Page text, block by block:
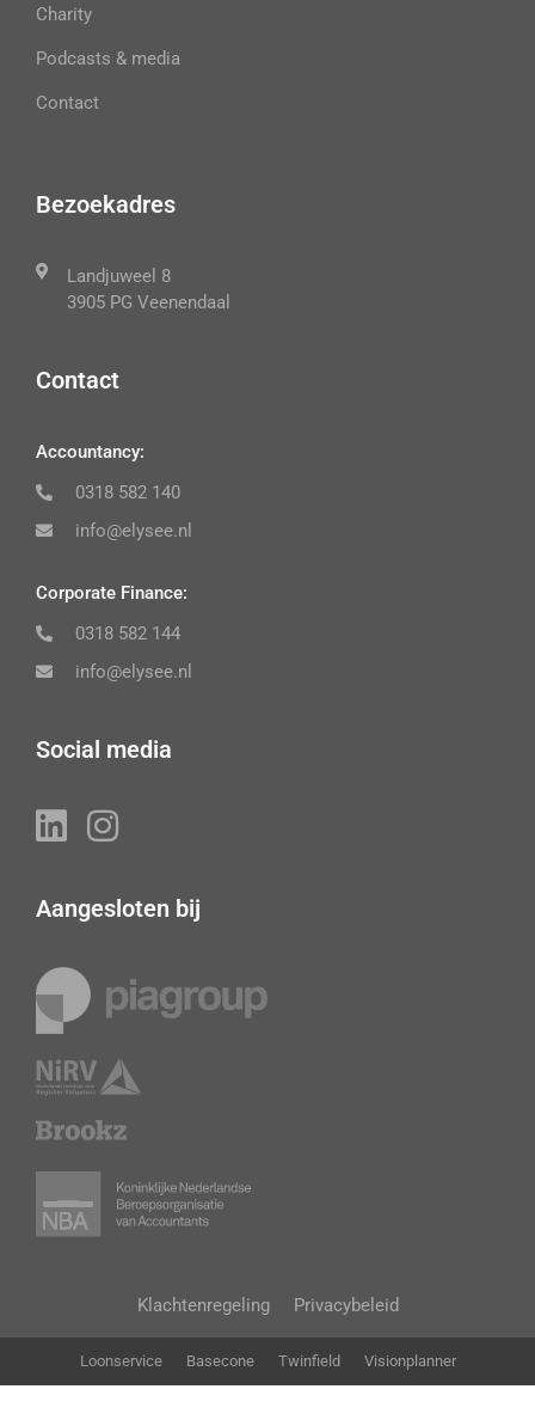
Charity
Podcasts & media
Contact
Bezoekadres
Landjuweel 8
3905 PG Veenendaal
Contact
Accountancy:
0318 582 140
info@elysee.nl
Corporate Finance:
0318 582 144
info@elysee.nl
Social media
Aangesloten bij
Klachtenregeling Privacybeleid
Loonservice Basecone Twinfield Visionplanner